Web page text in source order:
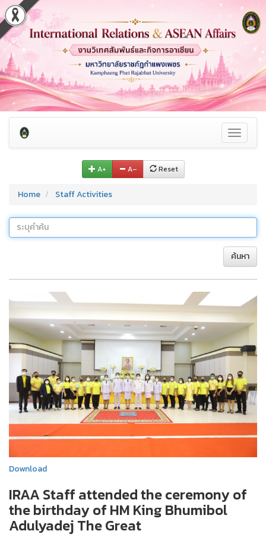
Toggle
A+ A– Reset
Home Staff Activities
ค้นหา
Download
IRAA Staff attended the ceremony of
the birthday of HM King Bhumibol
Adulyadej The Great